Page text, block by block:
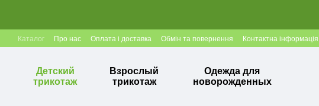
Каталог Про нас Оплата і доставка Обмін та повернення Контактна інформація
Детский
трикотаж
Взрослый
трикотаж
Одежда для
новорожденных